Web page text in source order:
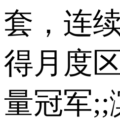
套，连
得月度
量冠军;;